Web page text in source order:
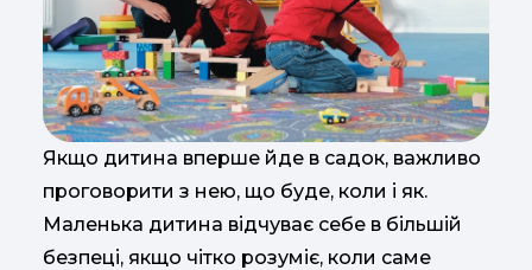
Якщо дитина вперше йде в садок, важливо
проговорити з нею, що буде, коли і як.
Маленька дитина відчуває себе в більшій
безпеці, якщо чітко розуміє, коли саме